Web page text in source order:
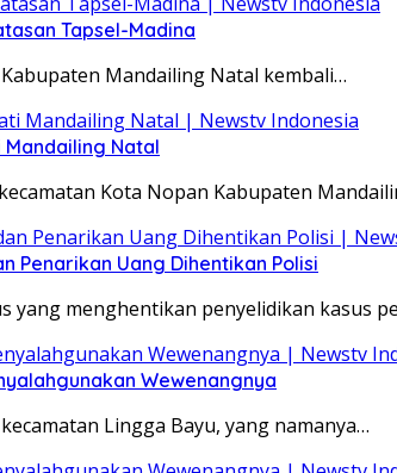
Tapsel-Madina
Mandailing Natal kembali…
Mandailing Natal
Kota Nopan Kabupaten
Penarikan Uang Dihentikan Polisi
yang menghentikan penyelidikan kasus
Wewenangnya
Lingga Bayu, yang namanya…